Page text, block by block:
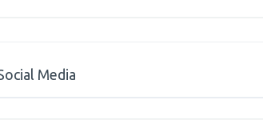
Media